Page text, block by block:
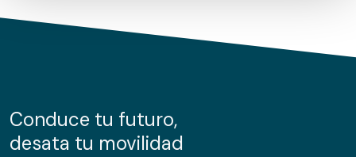
de cookies.
información sobre el uso que haga del sitio web con
nuestros partners de redes sociales, publicidad y análisis
Conduce tu futuro,
desata tu movilidad